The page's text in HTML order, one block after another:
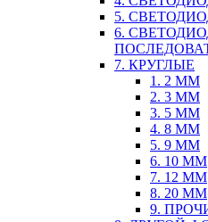
5.
6.
7. КРУГЛЫЕ
1. 2 ММ
2. 3 ММ
3. 5 ММ
4. 8 ММ
5. 9 ММ
6. 10 ММ
7. 12 ММ
8. 20 ММ
9.